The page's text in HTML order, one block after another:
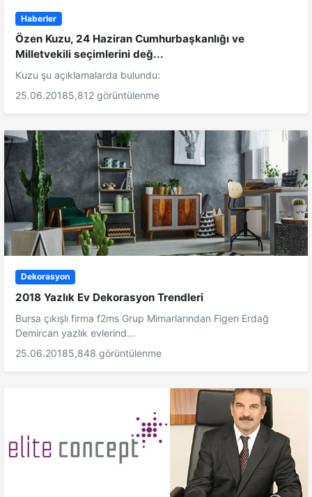
Haberler
Özen Kuzu, 24 Haziran Cumhurbaşkanlığı ve
Milletvekili seçimlerini değ...
Kuzu şu açıklamalarda bulundu:
25.06.20185,812 görüntülenme
Dekorasyon
2018 Yazlık Ev Dekorasyon Trendleri
Bursa çıkışlı firma f2ms Grup Mimarlarından Figen Erdağ
Demircan yazlık evlerind...
25.06.20185,848 görüntülenme